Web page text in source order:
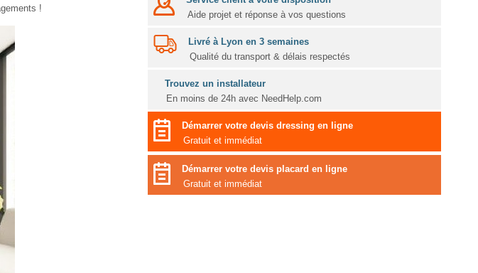
!
Aide projet et réponse à vos questions
Livré à Lyon en 3 semaines
Qualité du transport & délais respectés
Trouvez un installateur
En moins de 24h avec NeedHelp.com
Démarrer votre devis dressing en ligne
Gratuit et immédiat
Démarrer votre devis placard en ligne
Gratuit et immédiat